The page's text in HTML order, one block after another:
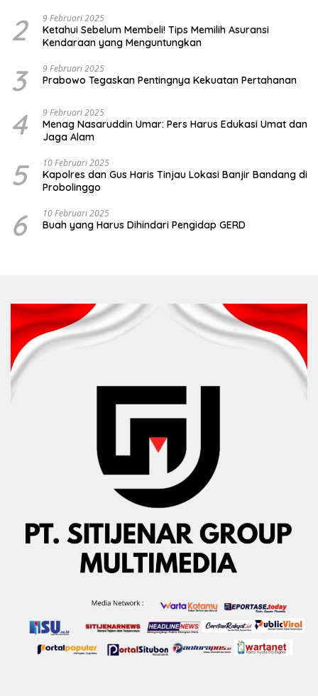
2 9 Februari 2025
Ketahui Sebelum Membeli! Tips Memilih Asuransi
Kendaraan yang Menguntungkan
3 9 Februari 2025
Prabowo Tegaskan Pentingnya Kekuatan Pertahanan
4 9 Februari 2025
Menag Nasaruddin Umar: Pers Harus Edukasi Umat dan
Jaga Alam
5 10 Februari 2025
Kapolres dan Gus Haris Tinjau Lokasi Banjir Bandang di
Probolinggo
6 10 Februari 2025
Buah yang Harus Dihindari Pengidap GERD